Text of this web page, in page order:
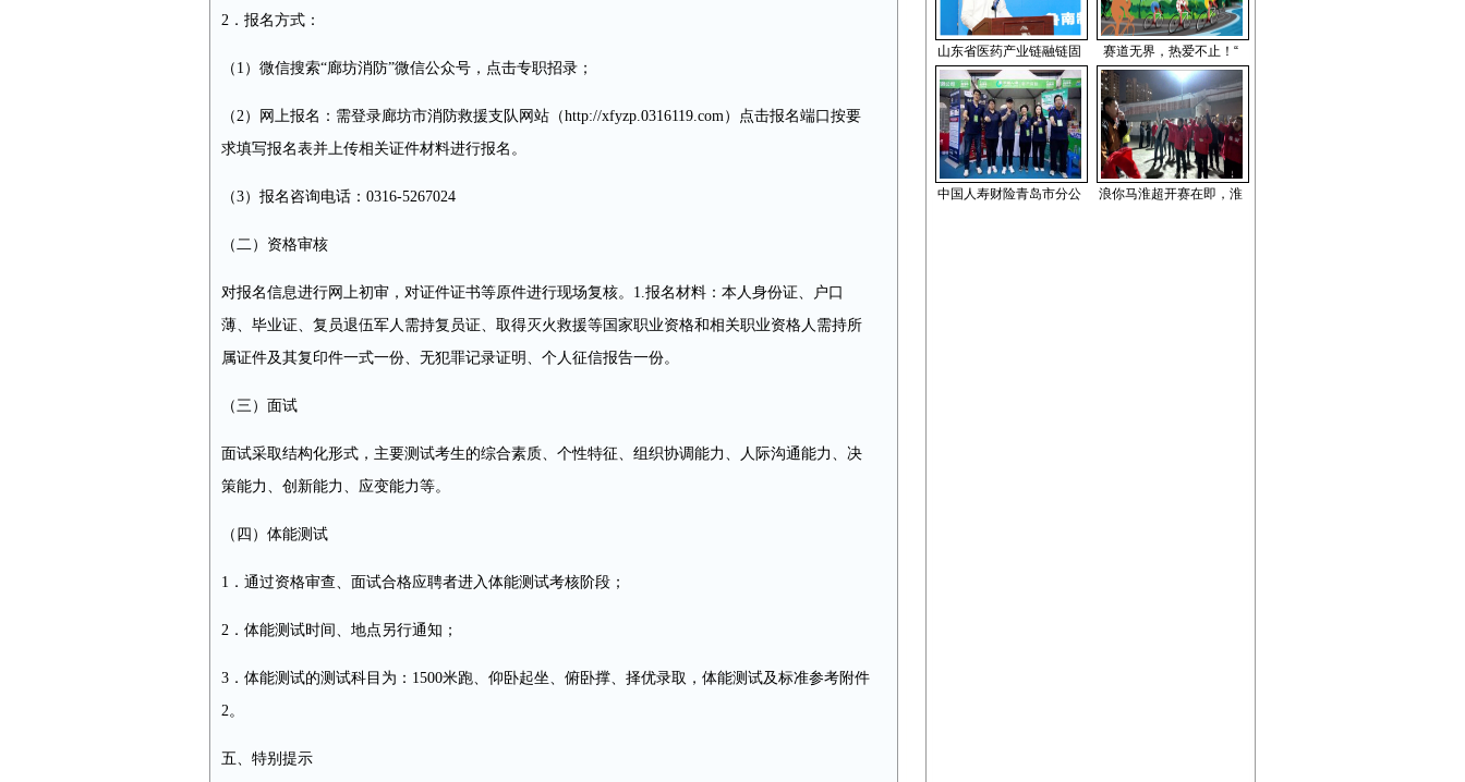
2．报名方式：
（1）微信搜索“廊坊消防”微信公众号，点击专职招录；
（2）网上报名：需登录廊坊市消防救援支队网站（http://xfyzp.0316119.com）点击报名端口按要
求填写报名表并上传相关证件材料进行报名。
（3）报名咨询电话：0316-5267024
（二）资格审核
对报名信息进行网上初审，对证件证书等原件进行现场复核。1.报名材料：本人身份证、户口
薄、毕业证、复员退伍军人需持复员证、取得灭火救援等国家职业资格和相关职业资格人需持所
属证件及其复印件一式一份、无犯罪记录证明、个人征信报告一份。
（三）面试
面试采取结构化形式，主要测试考生的综合素质、个性特征、组织协调能力、人际沟通能力、决
策能力、创新能力、应变能力等。
（四）体能测试
1．通过资格审查、面试合格应聘者进入体能测试考核阶段；
2．体能测试时间、地点另行通知；
3．体能测试的测试科目为：1500米跑、仰卧起坐、俯卧撑、择优录取，体能测试及标准参考附件
2。
五、特别提示
山东省医药产业链融链固 赛道无界，热爱不止！“
中国人寿财险青岛市分公 浪你马淮超开赛在即，淮